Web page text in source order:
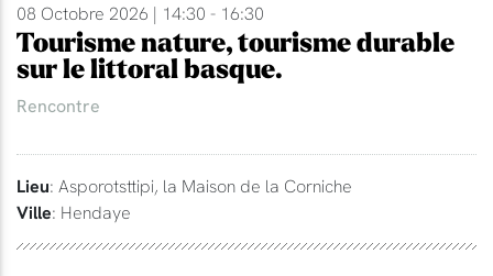
08 Octobre 2026 | 14:30 - 16:30
Tourisme nature, tourisme durable
sur le littoral basque.
Rencontre
Lieu: Asporotsttipi, la Maison de la Corniche
Ville: Hendaye